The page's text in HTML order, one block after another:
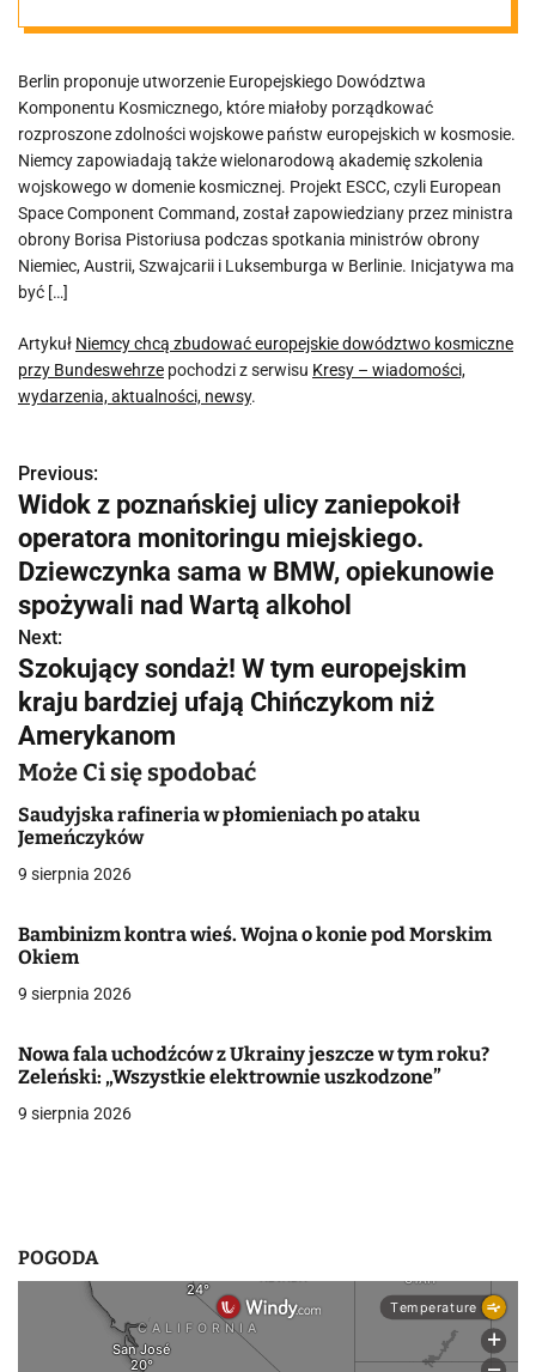
kosmiczne przy
Bundeswehrze
Berlin proponuje utworzenie Europejskiego Dowództwa
Komponentu Kosmicznego, które miałoby porządkować
rozproszone zdolności wojskowe państw europejskich w kosmosie.
Niemcy zapowiadają także wielonarodową akademię szkolenia
wojskowego w domenie kosmicznej. Projekt ESCC, czyli European
Space Component Command, został zapowiedziany przez ministra
obrony Borisa Pistoriusa podczas spotkania ministrów obrony
Niemiec, Austrii, Szwajcarii i Luksemburga w Berlinie. Inicjatywa ma
być […]
Artykuł Niemcy chcą zbudować europejskie dowództwo kosmiczne
przy Bundeswehrze pochodzi z serwisu Kresy – wiadomości,
wydarzenia, aktualności, newsy.
N
a
w
i
g
a
c
j
a
w
p
i
u
Previous:
Widok z poznańskiej ulicy zaniepokoił
operatora monitoringu miejskiego.
Dziewczynka sama w BMW, opiekunowie
spożywali nad Wartą alkohol
Next:
Szokujący sondaż! W tym europejskim
kraju bardziej ufają Chińczykom niż
Amerykanom
Może Ci się spodobać
Saudyjska rafineria w płomieniach po ataku
Jemeńczyków
9 sierpnia 2026
Bambinizm kontra wieś. Wojna o konie pod Morskim
Okiem
9 sierpnia 2026
Nowa fala uchodźców z Ukrainy jeszcze w tym roku?
Zeleński: „Wszystkie elektrownie uszkodzone”
9 sierpnia 2026
POGODA